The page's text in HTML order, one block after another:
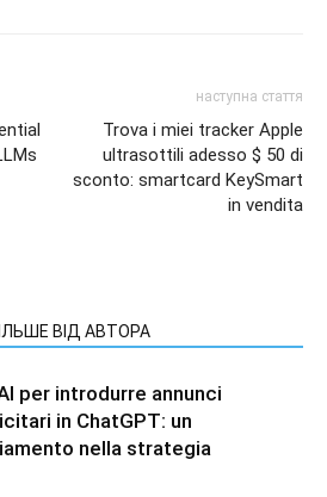
наступна стаття
Trova i miei tracker Apple
ultrasottili adesso $ 50 di
sconto: smartcard KeySmart
in vendita
ВІД АВТОРА
per introdurre annunci
in ChatGPT: un
nella strategia